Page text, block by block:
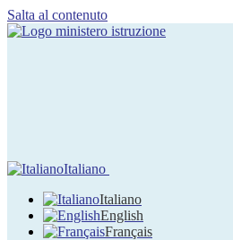
Salta al contenuto
Italiano
Italiano
English
Français